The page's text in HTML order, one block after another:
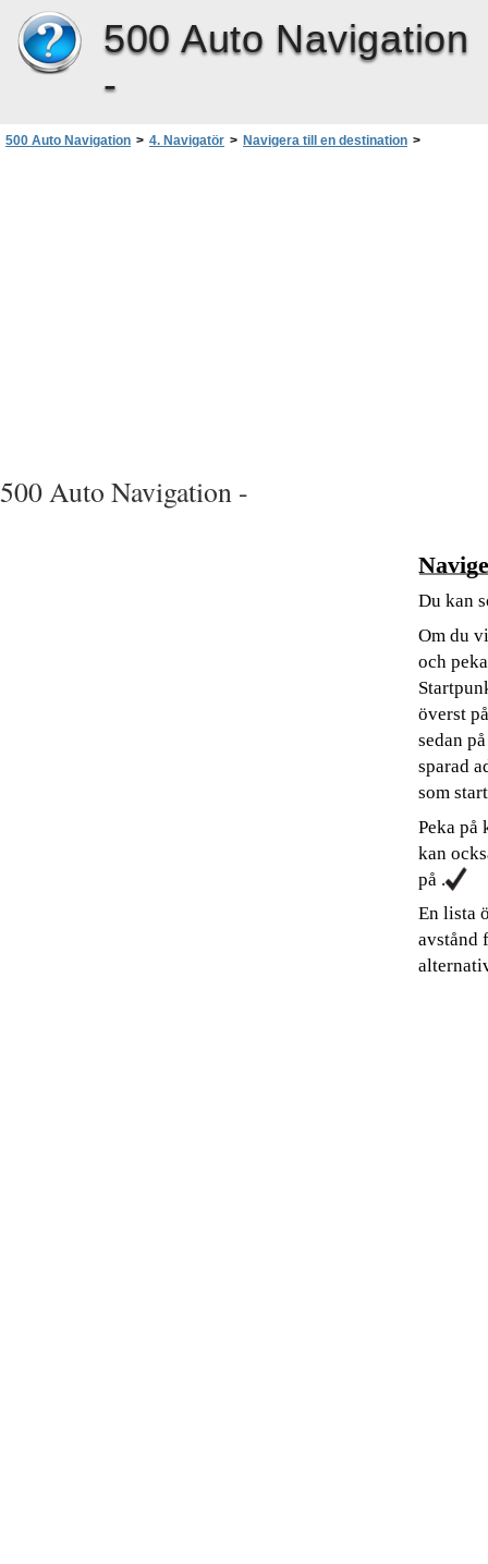
500 Auto Navigation
-
500 Auto Navigation > 4. Navigatör > Navigera till en destination >
500 Auto Navigation -
Du kan
Om du
och
överst
sedan på
sparad
som
Peka på
kan
på .
En lista
avstånd